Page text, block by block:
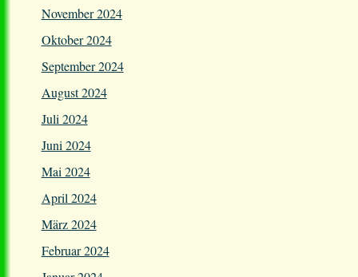
November 2024
Oktober 2024
September 2024
August 2024
Juli 2024
Juni 2024
Mai 2024
April 2024
März 2024
Februar 2024